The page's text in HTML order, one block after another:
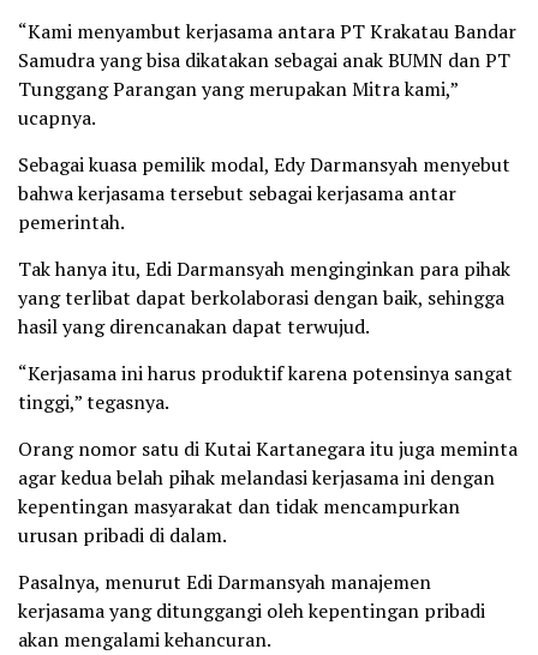
“Kami menyambut kerjasama antara PT Krakatau Bandar
Samudra yang bisa dikatakan sebagai anak BUMN dan PT
Tunggang Parangan yang merupakan Mitra kami,”
ucapnya.
Sebagai kuasa pemilik modal, Edy Darmansyah menyebut
bahwa kerjasama tersebut sebagai kerjasama antar
pemerintah.
Tak hanya itu, Edi Darmansyah menginginkan para pihak
yang terlibat dapat berkolaborasi dengan baik, sehingga
hasil yang direncanakan dapat terwujud.
“Kerjasama ini harus produktif karena potensinya sangat
tinggi,” tegasnya.
Orang nomor satu di Kutai Kartanegara itu juga meminta
agar kedua belah pihak melandasi kerjasama ini dengan
kepentingan masyarakat dan tidak mencampurkan
urusan pribadi di dalam.
Pasalnya, menurut Edi Darmansyah manajemen
kerjasama yang ditunggangi oleh kepentingan pribadi
akan mengalami kehancuran.